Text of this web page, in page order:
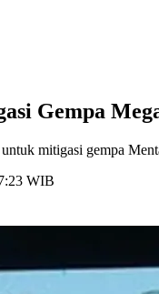
Gempa
mitigasi gempa
WIB